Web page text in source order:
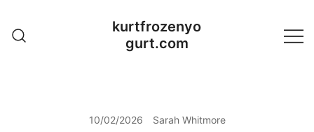
content
kurtfrozenyo
gurt.com
10/02/2026 Sarah Whitmore